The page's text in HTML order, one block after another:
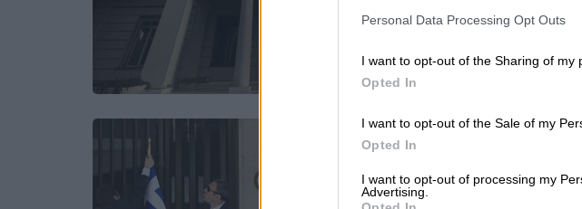
Personal Data Processing Opt Outs
I want to opt-out of the Sharing of my
Opted In
I want to opt-out of the Sale of my
Opted In
I want to opt-out of processing my
Advertising.
Ελλάδα και
ανακοίνωσε
Εξωτερικών
Στις 22